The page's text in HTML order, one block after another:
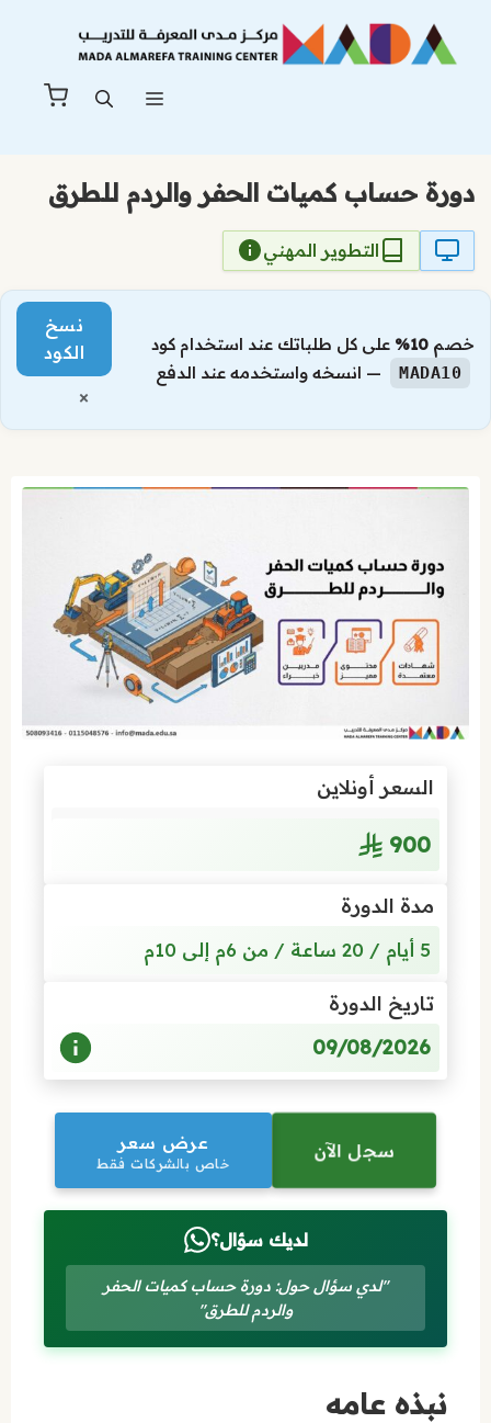
المحتوى
دورة حساب كميات الحفر والردم للطرق
التطوير المهني
خصم 10% على كل طلباتك عند استخدام كود
MADA10 — انسخه واستخدمه عند الدفع
نسخ
الكود
×
السعر أونلاين
900
مدة الدورة
5 أيام / 20 ساعة / من 6م إلى 10م
تاريخ الدورة
09/08/2026
سجل الآن عرض سعر
خاص بالشركات فقط
لديك سؤال؟
"لدي سؤال حول: دورة حساب كميات الحفر
والردم للطرق"
نبذه عامه